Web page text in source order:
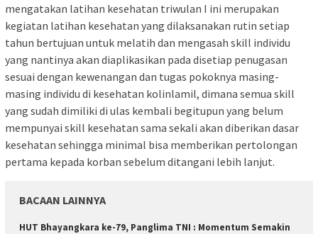
mengatakan latihan kesehatan triwulan I ini merupakan
kegiatan latihan kesehatan yang dilaksanakan rutin setiap
tahun bertujuan untuk melatih dan mengasah skill individu
yang nantinya akan diaplikasikan pada disetiap penugasan
sesuai dengan kewenangan dan tugas pokoknya masing-
masing individu di kesehatan kolinlamil, dimana semua skill
yang sudah dimiliki di ulas kembali begitupun yang belum
mempunyai skill kesehatan sama sekali akan diberikan dasar
kesehatan sehingga minimal bisa memberikan pertolongan
pertama kepada korban sebelum ditangani lebih lanjut.
BACAAN LAINNYA
HUT Bhayangkara ke-79, Panglima TNI : Momentum Semakin